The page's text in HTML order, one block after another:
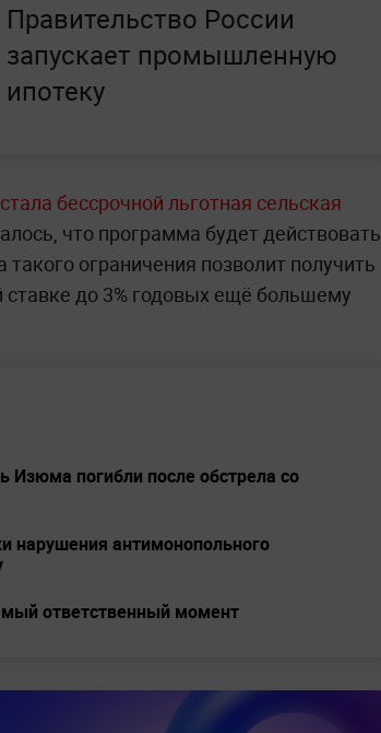
Правительство России
запускает промышленную
ипотеку
бессрочной льготная сельская
что программа будет действовать
ограничения позволит получить
до 3% годовых ещё большему
погибли после обстрела со
нарушения антимонопольного
ответственный момент